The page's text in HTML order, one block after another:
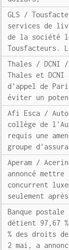
GLS /
services de
de la société
Tousfacteurs.
Thales / DCNI
Thales et
d'appel de
éviter un
Afi Esca /
collège de
requis une
groupe
Aperam /
annoncé
concurrent
seulement
Banque postale
détient 97,67
% des droits
2 mai, a